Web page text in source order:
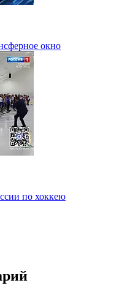
окно
по хоккею